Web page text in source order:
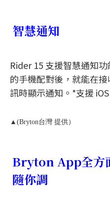
智慧通知
Rider 15 支援智慧通知
的手機配對後，就能在
訊時顯示通知。*支援
▲(Bryton台灣 提供）
Bryton App全方
隨你調